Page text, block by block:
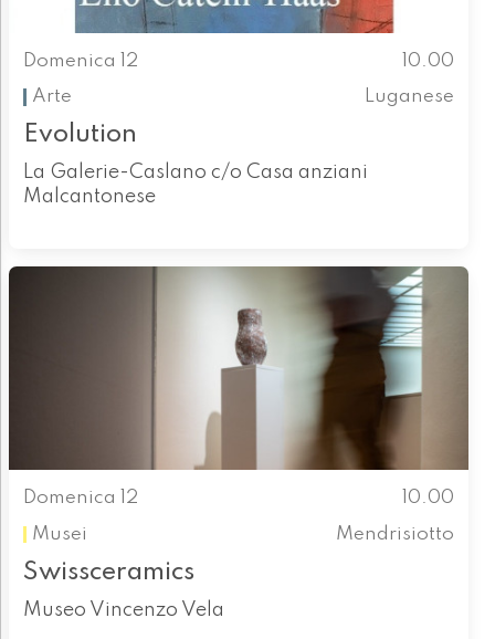
Domenica 12
10.00
Arte
Luganese
Evolution
La Galerie-Caslano c/o Casa anziani
Malcantonese
Domenica 12
10.00
Musei
Mendrisiotto
Swissceramics
Museo Vincenzo Vela